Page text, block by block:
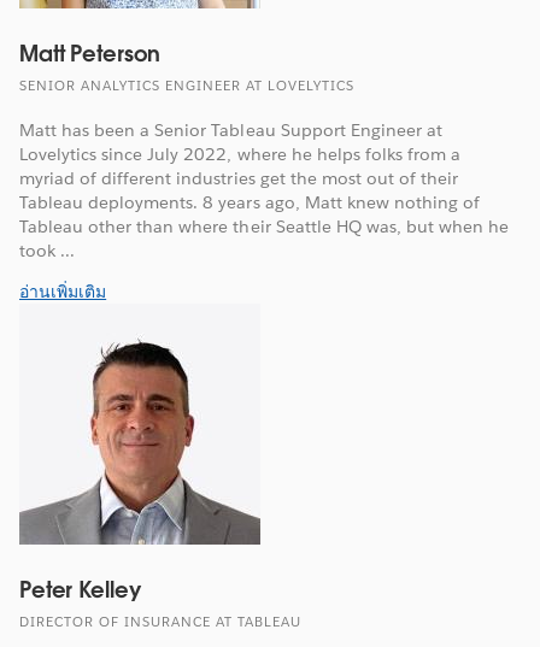
Matt Peterson
SENIOR ANALYTICS ENGINEER AT LOVELYTICS
Matt has been a Senior Tableau Support Engineer at
Lovelytics since July 2022, where he helps folks from a
myriad of different industries get the most out of their
Tableau deployments. 8 years ago, Matt knew nothing of
Tableau other than where their Seattle HQ was, but when he
took ...
อ่านเพิ่มเติม
Peter Kelley
DIRECTOR OF INSURANCE AT TABLEAU